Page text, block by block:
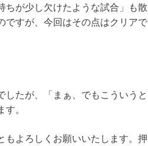
ちが少し欠けたような試合」も散
ですが、今回はその点はクリアで
たが、「まぁ、でもこういうと
。
よろしくお願いいたします。押